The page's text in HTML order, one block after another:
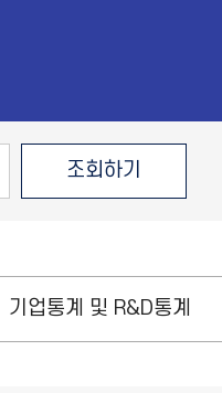
조회하기
기업통계 및 R&D통계